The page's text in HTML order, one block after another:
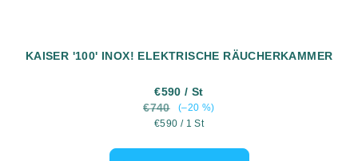
KAISER '100' INOX! ELEKTRISCHE RÄUCHERKAMMER
€590/ St
€740
(–20 %)
Verkaufspreis:
€590 / 1 St